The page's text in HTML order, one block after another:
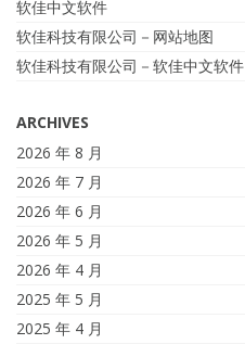
软佳中文软件
软佳科技有限公司－网站地图
软佳科技有限公司－软佳中文软件
ARCHIVES
2026 年 8 月
2026 年 7 月
2026 年 6 月
2026 年 5 月
2026 年 4 月
2025 年 5 月
2025 年 4 月